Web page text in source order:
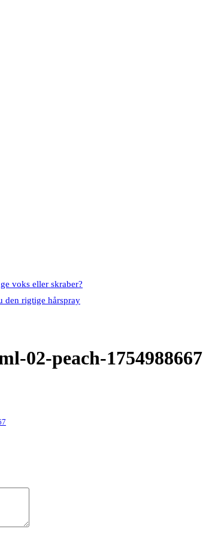
voks eller skraber?
den rigtige hårspray
02-peach-1754988667